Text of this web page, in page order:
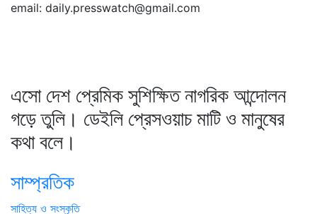
email: daily.presswatch@gmail.com
এসো দেশ প্রেমিক সুশিক্ষিত নাগরিক আন্দোলন
গড়ে তুলি। ডেইলি প্রেসওয়াচ মাটি ও মানুষের
কথা বলে।
সাম্প্রতিক
সাহিত্য ও সংস্কৃতি